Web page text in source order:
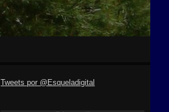
Tweets por @Esqueladigital